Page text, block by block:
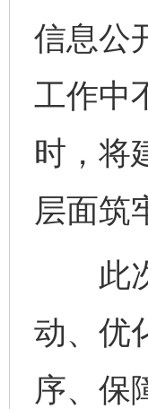
信息公
工作中
时，将
层面筑
此次
动、优
序、保